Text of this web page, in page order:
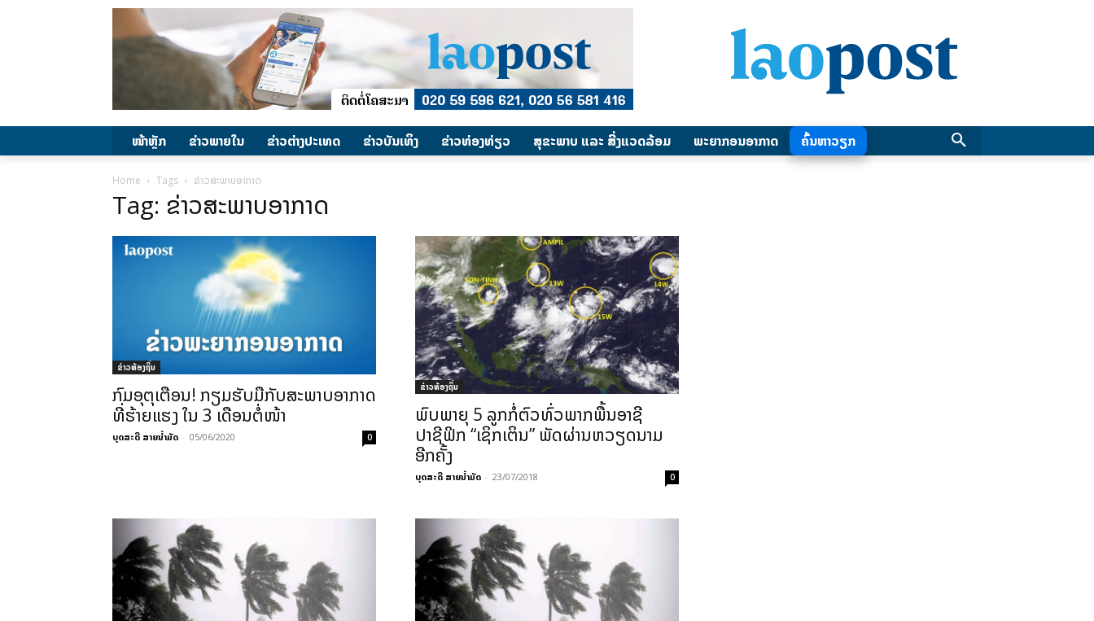
ໜ້າຫຼັກ ຂ່າວພາຍ​ໃນ ຂ່າວຕ່າງປະເທດ ​ຂ່າວບັນເທິງ ​ຂ່າວທ່ອງທ່ຽວ ສຸຂະພາບ ແລະ ສີ່ງແວດລ້ອມ ພະຍາກອນອາກາດ ຄົ້ນຫາວຽກ
Home Tags ຂ່າວສະພາບອາກາດ
Tag: ຂ່າວສະພາບອາກາດ
ຂ່າວທ້ອງຖິ່ນ
ກົມອຸຕຸເຕືອນ! ກຽມຮັບມືກັບສະພາບອາກາດ
ທີ່ຮ້າຍແຮງ ໃນ 3 ເດືອນຕໍ່ໜ້າ
ບຸດສະດີ ສາຍນ້ຳມັດ - 05/06/2020 0
ຂ່າວທ້ອງຖິ່ນ
ພົບພາຍຸ 5 ລູກກໍ່ຕົວທົ່ວພາກພື້ນອາຊີ
ປາຊີຟິກ “ເຊິກເຕິນ” ພັດຜ່ານຫວຽດນາມ
ອີກຄັ້ງ
ບຸດສະດີ ສາຍນ້ຳມັດ - 23/07/2018 0